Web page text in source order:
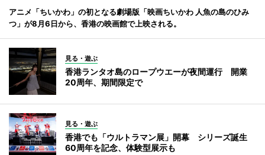
アニメ「ちいかわ」の初となる劇場版「映画ちいかわ 人魚の島のひみ
つ」が8月6日から、香港の映画館で上映される。
見る・遊ぶ
香港ランタオ島のロープウエーが夜間運行 開業
20周年、期間限定で
見る・遊ぶ
香港でも「ウルトラマン展」開幕 シリーズ誕生
60周年を記念、体験型展示も